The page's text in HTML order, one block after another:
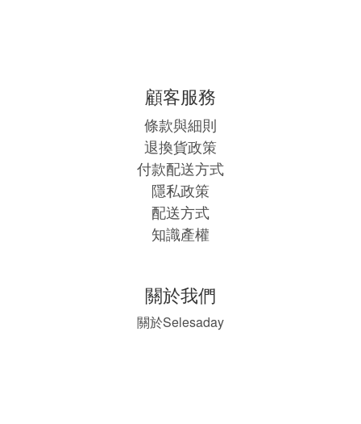
顧客服務
條款與細則
退換貨政策
付款配送方式
隱私政策
配送方式
知識產權
關於我們
關於Selesaday